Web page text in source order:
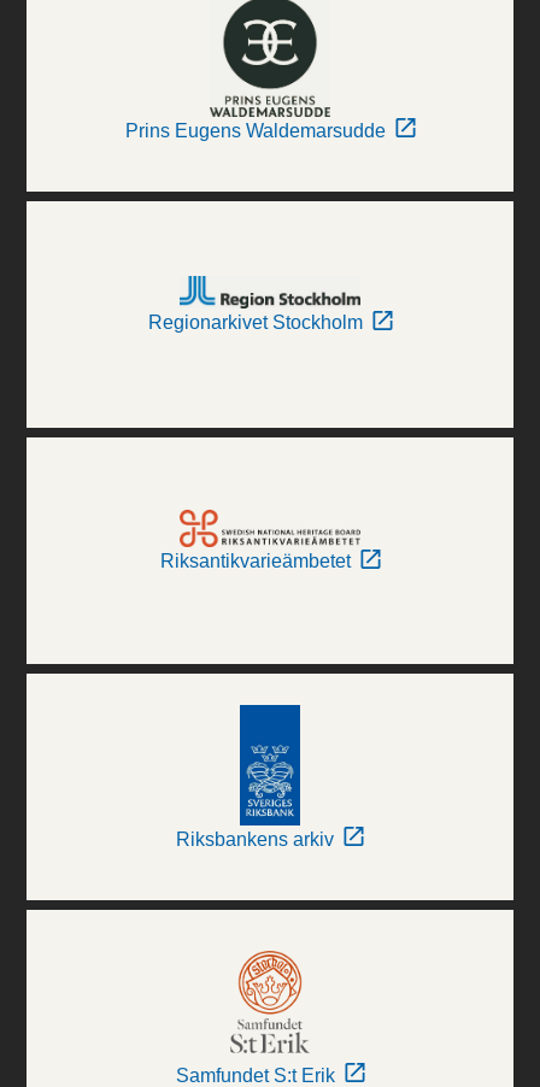
Prins Eugens Waldemarsudde
Regionarkivet Stockholm
Riksantikvarieämbetet
Riksbankens arkiv
Samfundet S:t Erik